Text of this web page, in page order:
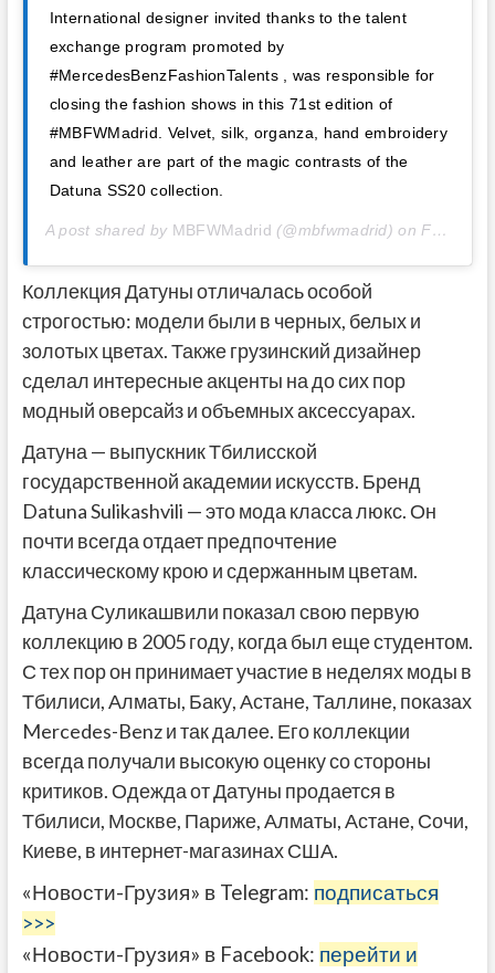
International designer invited thanks to the talent
exchange program promoted by
#MercedesBenzFashionTalents , was responsible for
closing the fashion shows in this 71st edition of
#MBFWMadrid. Velvet, silk, organza, hand embroidery
and leather are part of the magic contrasts of the
Datuna SS20 collection.
A post shared by MBFWMadrid (@mbfwmadrid) onFeb 2, 2020 at 10:21am PST
Коллекция Датуны отличалась особой
строгостью: модели были в черных, белых и
золотых цветах. Также грузинский дизайнер
сделал интересные акценты на до сих пор
модный оверсайз и объемных аксессуарах.
Датуна — выпускник Тбилисской
государственной академии искусств. Бренд
Datuna Sulikashvili — это мода класса люкс. Он
почти всегда отдает предпочтение
классическому крою и сдержанным цветам.
Датуна Суликашвили показал свою первую
коллекцию в 2005 году, когда был еще студентом.
С тех пор он принимает участие в неделях моды в
Тбилиси, Алматы, Баку, Астане, Таллине, показах
Mercedes-Benz и так далее. Его коллекции
всегда получали высокую оценку со стороны
критиков. Одежда от Датуны продается в
Тбилиси, Москве, Париже, Алматы, Астане, Сочи,
Киеве, в интернет-магазинах США.
«Новости-Грузия» в Telegram: подписаться
>>>
«Новости-Грузия» в Facebook: перейти и